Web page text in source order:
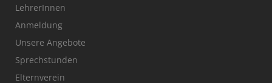
LehrerInnen
Anmeldung
Unsere Angebote
Sprechstunden
Elternverein